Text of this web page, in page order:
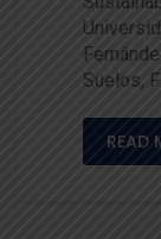
Suelos,
READ